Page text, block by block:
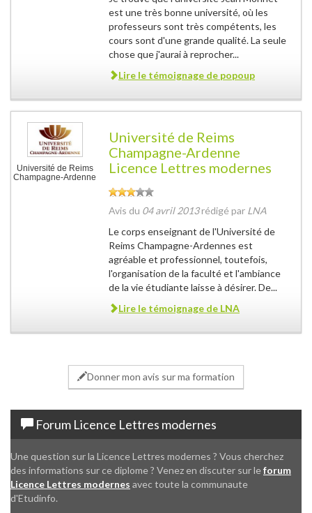
est une très bonne université, où les
professeurs sont très compétents, les
cours sont d'une grande qualité. La seule
chose que j'aurai à reprocher...
Lire le témoignage de popoup
Université de Reims
Champagne-Ardenne
Université de Reims
Champagne-Ardenne
Licence Lettres modernes
Avis du 04 avril 2013rédigé par LNA
Le corps enseignant de l'Université de
Reims Champagne-Ardennes est
agréable et professionnel, toutefois,
l'organisation de la faculté et l'ambiance
de la vie étudiante laisse à désirer. De...
Lire le témoignage de LNA
Donner mon avis sur ma formation
Forum Licence Lettres modernes
Une question sur la Licence Lettres modernes ? Vous cherchez
des informations sur ce diplome ? Venez en discuter sur leforum
Licence Lettres modernes avec toute la communaute
d'Etudinfo.